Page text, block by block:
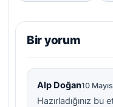
Bir yorum
Alp Doğan10
Hazırladığınız